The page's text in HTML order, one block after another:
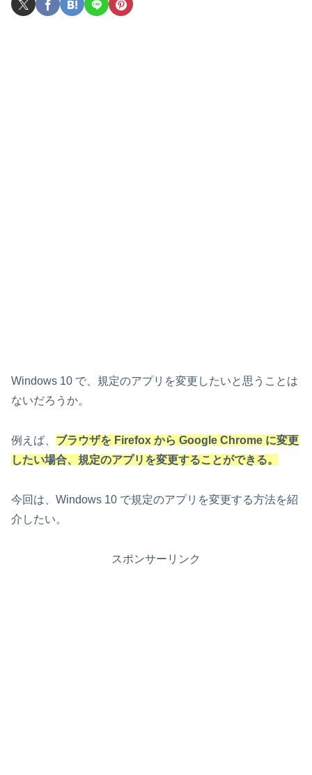
Windows 10 で、規定のアプリを変更したいと思うことは
ないだろうか。
例えば、 ブラウザを Firefox から Google Chrome に変更
したい場合、規定のアプリを変更することができる。
今回は、Windows 10 で規定のアプリを変更する方法を紹
介したい。
スポンサーリンク